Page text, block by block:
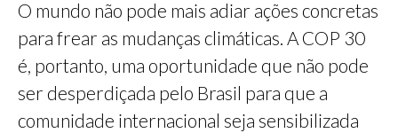
O mundo não pode mais adiar ações concretas
para frear as mudanças climáticas. A COP 30
é, portanto, uma oportunidade que não pode
ser desperdiçada pelo Brasil para que a
comunidade internacional seja sensibilizada